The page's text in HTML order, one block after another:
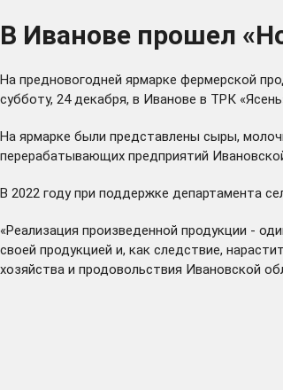
В Иванове прошел
На предновогодней ярмарке фермерской
субботу, 24 декабря, в Иванове в ТРК
На ярмарке были представлены сыры,
перерабатывающих предприятий
В 2022 году при поддержке департамента
«Реализация произведенной продукции -
своей продукцией и, как следствие,
хозяйства и продовольствия Ивановской